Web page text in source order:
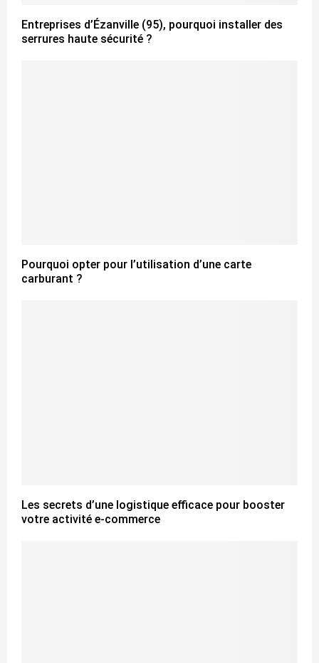
Entreprises d’Ézanville (95), pourquoi installer des
serrures haute sécurité ?
Pourquoi opter pour l’utilisation d’une carte
carburant ?
Les secrets d’une logistique efficace pour booster
votre activité e-commerce